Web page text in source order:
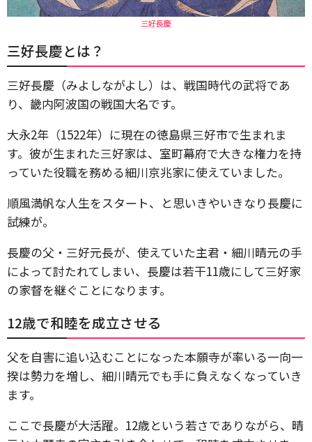
三好長慶
三好長慶とは？
三好長慶（みよしながよし）は、戦国時代の武将であ
り、畿内阿波国の戦国大名です。
大永2年（1522年）に現在の徳島県三好市で生まれま
す。彼が生まれた三好家は、室町幕府で大きな権力を持
っていた役職を務める細川京兆家に使えていました。
順風満帆な人生をスタート、と思いきやいきなり長慶に
試練が。
長慶の父・三好元長が、使えていた主君・細川晴元の手
によって討たれてしまい、長慶は若干11歳にして三好家
の家督を継ぐことになります。
12歳で和睦を成立させる
父を自害に追い込むことになった本願寺が率いる一向一
揆は勢力を増し、細川晴元でも手に負えなくなっていき
ます。
ここで長慶が大活躍。12歳という若さでありながら、晴